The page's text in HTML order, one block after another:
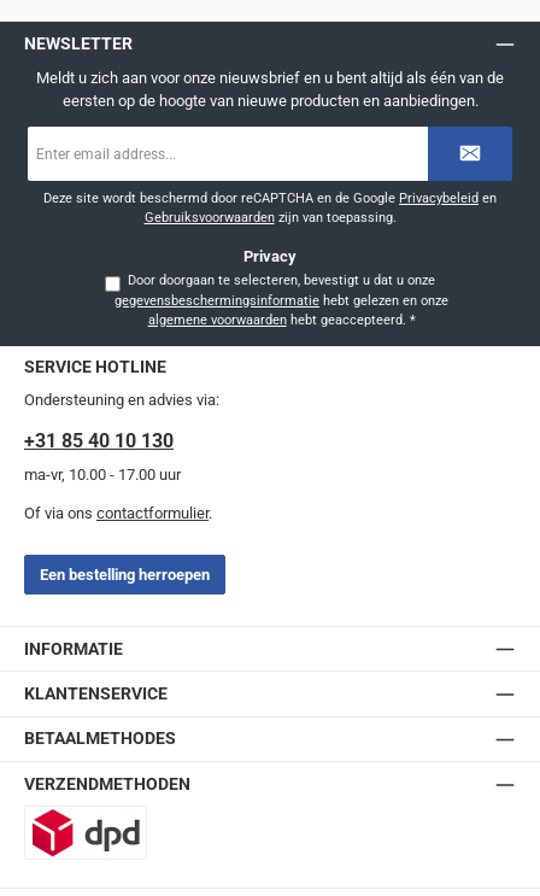
NEWSLETTER
Meldt u zich aan voor onze nieuwsbrief en u bent altijd als één van de
eersten op de hoogte van nieuwe producten en aanbiedingen.
mailadres
Deze site wordt beschermd door reCAPTCHA en de Google Privacybeleid en
Gebruiksvoorwaardenzijn van toepassing.
Privacy
Door doorgaan te selecteren, bevestigt u dat u onze
gegevensbeschermingsinformatie
algemene voorwaardenhebt geaccepteerd. *
SERVICE HOTLINE
Ondersteuning en advies via:
+31 85 40 10 130
ma-vr, 10.00 - 17.00 uur
Of via ons contactformulier.
Een bestelling herroepen
INFORMATIE
KLANTENSERVICE
BETAALMETHODES
VERZENDMETHODEN